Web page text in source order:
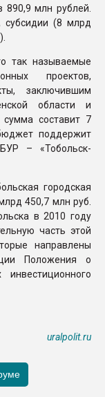
млн рублей.
субсидии (8 млрд
так называемые
проектов,
заключившим
области и
составит 7
поддержит
– «Тобольск-
городская
450,7 млн руб.
в 2010 году
часть этой
направлены
Положения о
uralpolit.ru